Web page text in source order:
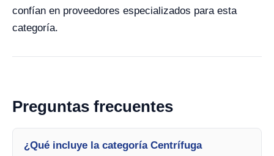
confían en proveedores especializados para esta
categoría.
Preguntas frecuentes
¿Qué incluye la categoría Centrífuga